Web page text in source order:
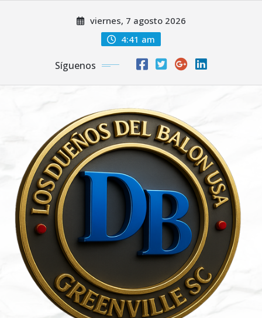
viernes, 7 agosto 2026
4:41 am
Síguenos